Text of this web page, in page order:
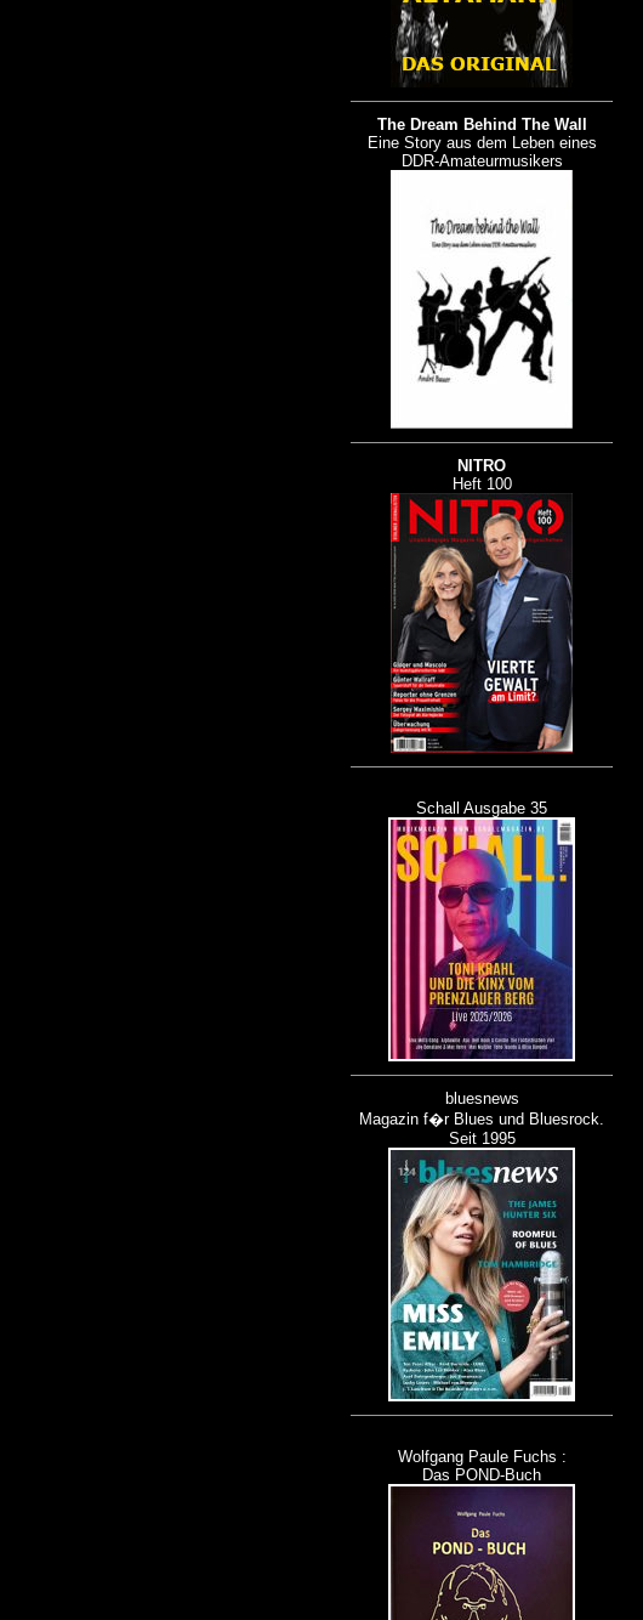
The Dream Behind The Wall
Eine Story aus dem Leben eines
DDR-Amateurmusikers
NITRO
Heft 100
Schall Ausgabe 35
bluesnews
Magazin f�r Blues und Bluesrock.
Seit 1995
Wolfgang Paule Fuchs :
Das POND-Buch